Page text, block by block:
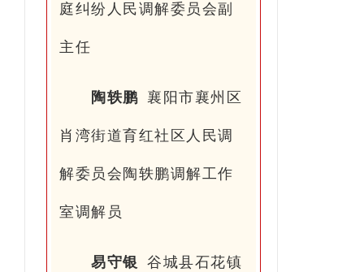
庭纠纷人民调解委员会副
主任
陶轶鹏 襄阳市襄州区
肖湾街道育红社区人民调
解委员会陶轶鹏调解工作
室调解员
易守银 谷城县石花镇